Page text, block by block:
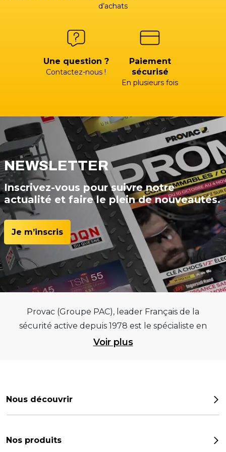
d’achats
Une question ?
Contactez-nous !
Paiement
sécurisé
En plusieurs fois
NEWSLETTER
Inscrivez-vous pour suivre notre
actualité et faire le plein de nouveautés.
Je m’inscris
Provac (Groupe PAC), leader Français de la
sécurité active depuis 1978 est le spécialiste en
équipements pour garages et centres
meilleurs équipements sur des critères de
Provac propose une large gamme
Voir plus
Nous découvrir
Les chiffres
Nos produits